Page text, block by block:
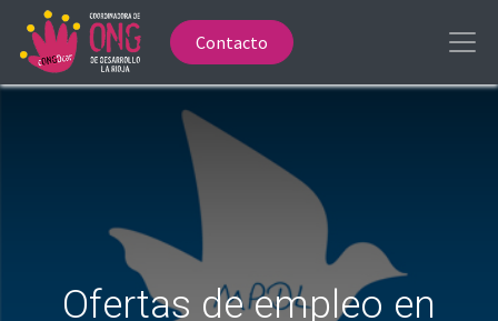
Contacto
Ofertas de empleo en